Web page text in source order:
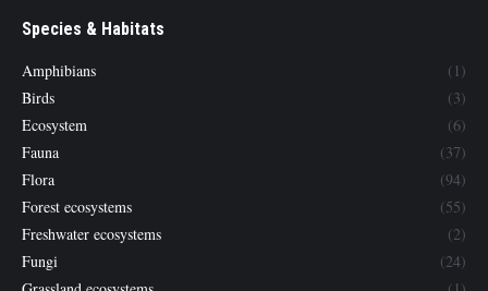
Species & Habitats
Amphibians
(1)
Birds
(3)
Ecosystem
(6)
Fauna
(37)
Flora
(94)
Forest ecosystems
(55)
Freshwater ecosystems
(2)
Fungi
(24)